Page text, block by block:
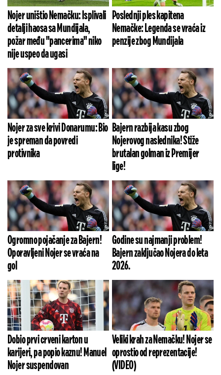
Nojer uništio Nemačku: Isplivali
detalji haosa sa Mundijala,
požar među "pancerima" niko
nije uspeo da ugasi
Poslednji ples kapitena
Nemačke: Legenda se vraća iz
penzije zbog Mundijala
Nojer za sve krivi Donarumu: Bio
je spreman da povredi
protivnika
Bajern razbija kasu zbog
Nojerovog naslednika! Stiže
brutalan golman iz Premijer
lige!
Ogromno pojačanje za Bajern!
Oporavljeni Nojer se vraća na
gol
Godine su najmanji problem!
Bajern zaključao Nojera do leta
2026.
Dobio prvi crveni karton u
karijeri, pa popio kaznu! Manuel
Nojer suspendovan
Veliki krah za Nemačku! Nojer se
oprostio od reprezentacije!
(VIDEO)